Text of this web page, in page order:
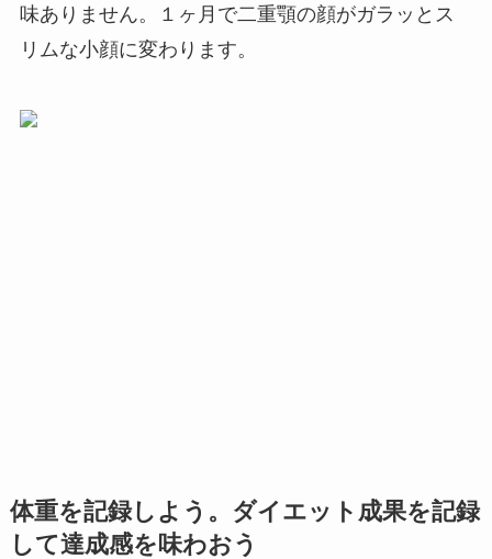
味ありません。１ヶ月で二重顎の顔がガラッとス
リムな小顔に変わります。
体重を記録しよう。ダイエット成果を記録
して達成感を味わおう